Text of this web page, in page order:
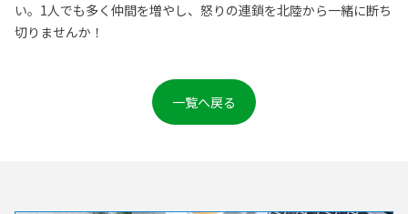
い。1人でも多く仲間を増やし、怒りの連鎖を北陸から一緒に断ち
切りませんか！
一覧へ戻る